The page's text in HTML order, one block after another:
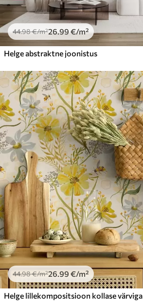
44.98€/m²26.99€/m²
Helge abstraktne joonistus
44.98€/m²26.99 €/m²
Helge lillekompositsioon kollase värviga